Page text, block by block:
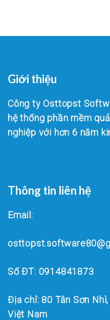
Giới thiệu
Công ty Osttopst
hệ thống phần mềm
nghiệp với hơn 6 năm
Thông tin liên hệ
Email:
Số ĐT: 0914841873
Địa chỉ: 80 Tân Sơn
Việt Nam